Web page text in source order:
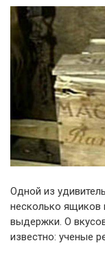
Одной из
несколько ящиков
выдержки. О
известно: ученые